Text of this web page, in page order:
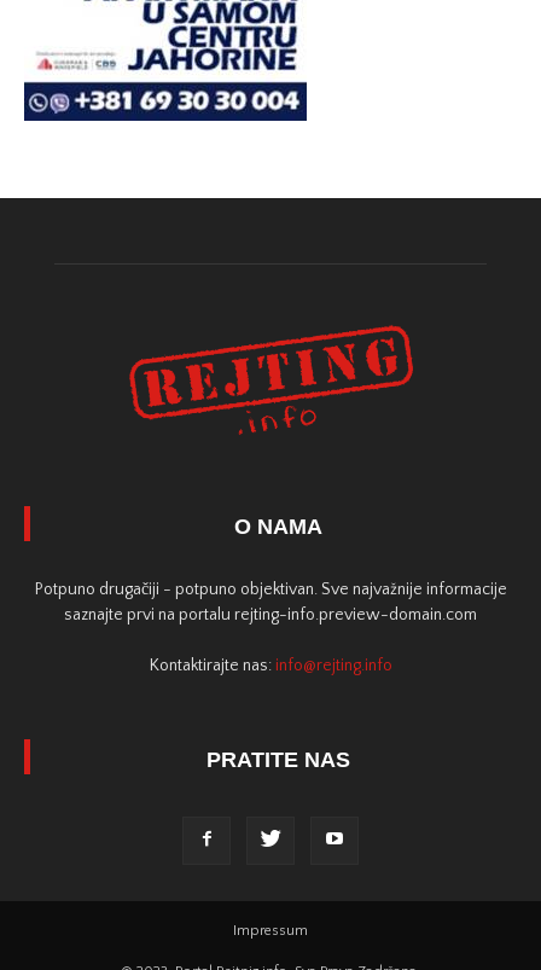
O NAMA
Potpuno drugačiji - potpuno objektivan. Sve najvažnije informacije
saznajte prvi na portalu rejting-info.preview-domain.com
Kontaktirajte nas: info@rejting.info
PRATITE NAS
Impressum